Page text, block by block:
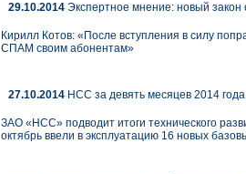
29.10.2014 Экспертное мнение: новый
Кирилл Котов: «После вступления в силу
СПАМ своим абонентам»
27.10.2014 НСС за девять месяцев 2014
ЗАО «НСС» подводит итоги технического
октябрь ввели в эксплуатацию 16 новых